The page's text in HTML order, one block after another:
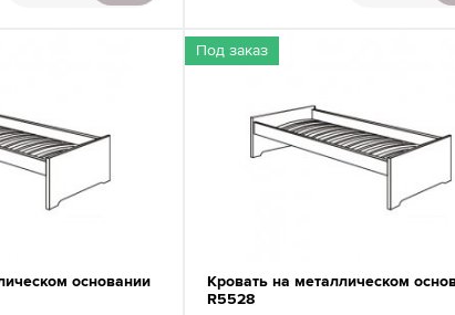
основании
Под заказ
Кровать на металлическом
R5528